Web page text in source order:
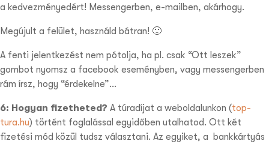
a kedvezményedért! Messengerben, e-mailben, akárhogy.
Megújult a felület, használd bátran! 🙂
A fenti jelentkezést nem pótolja, ha pl. csak “Ott leszek”
gombot nyomsz a facebook eseményben, vagy messengerben
rám írsz, hogy “érdekelne”…
6: Hogyan fizetheted? A túradíjat a weboldalunkon (top-
tura.hu) történt foglalással egyidőben utalhatod. Ott két
fizetési mód közül tudsz választani. Az egyiket, a
bankkártyás